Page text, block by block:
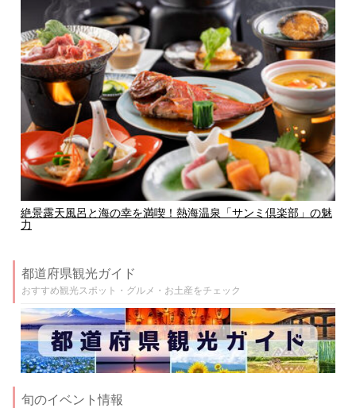
絶景露天風呂と海の幸を満喫！熱海温泉「サンミ倶楽部」の魅
力
都道府県観光ガイド
おすすめ観光スポット・グルメ・お土産をチェック
旬のイベント情報